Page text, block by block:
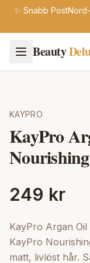
✨ Snabb
Beauty
KAYPRO
KayPro
249 kr
KayPro Argan
KayPro
matt, livlöst hår.